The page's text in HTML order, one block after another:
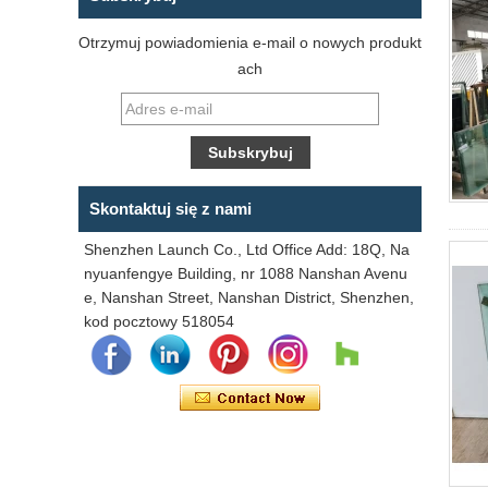
Otrzymuj powiadomienia e-mail o nowych produkt
ach
Skontaktuj się z nami
Shenzhen Launch Co., Ltd Office Add: 18Q, Na
nyuanfengye Building, nr 1088 Nanshan Avenu
e, Nanshan Street, Nanshan District, Shenzhen,
kod pocztowy 518054